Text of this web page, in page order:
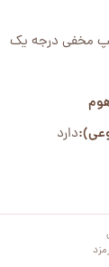
مخفی درجه یک
دارد